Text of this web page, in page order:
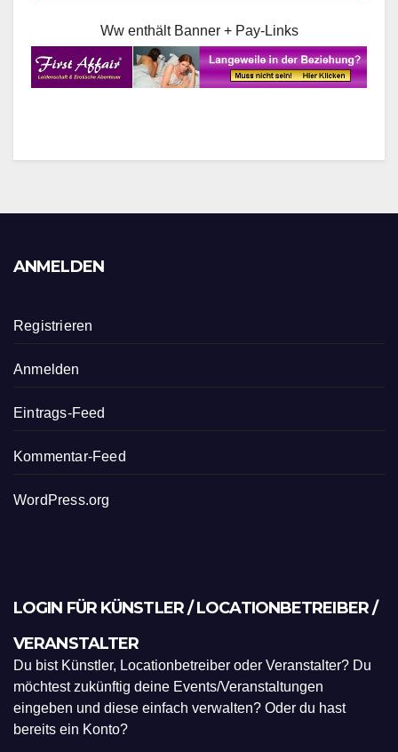
Ww enthält Banner + Pay-Links
ANMELDEN
Registrieren
Anmelden
Eintrags-Feed
Kommentar-Feed
WordPress.org
LOGIN FÜR KÜNSTLER / LOCATIONBETREIBER /
VERANSTALTER
Du bist Künstler, Locationbetreiber oder Veranstalter? Du
möchtest zukünftig deine Events/Veranstaltungen
eingeben und diese einfach verwalten? Oder du hast
bereits ein Konto?